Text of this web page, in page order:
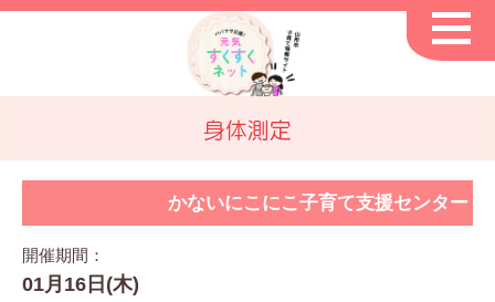
身体測定
かないにこにこ子育て支援センター
開催期間：
01月16日(木)